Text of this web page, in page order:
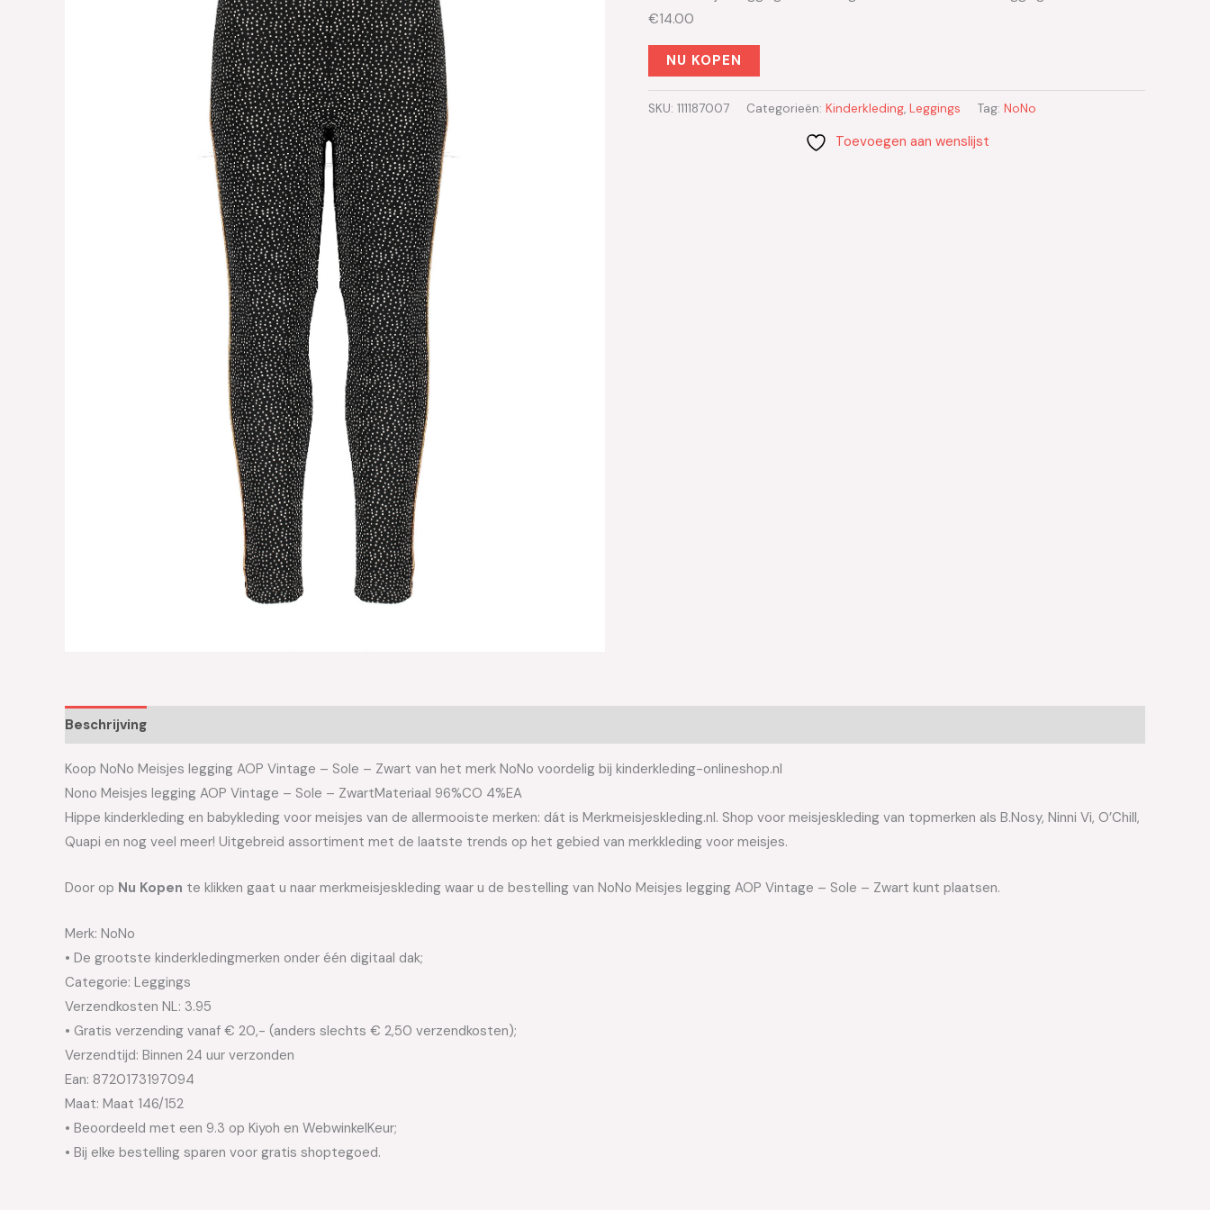
€14.00
NU KOPEN
SKU: 111187007 Categorieën: Kinderkleding, Leggings Tag: NoNo
Toevoegen aan wenslijst
Beschrijving
Koop NoNo Meisjes legging AOP Vintage – Sole – Zwart van het merk NoNo voordelig bij kinderkleding-onlineshop.nl
Nono Meisjes legging AOP Vintage – Sole – ZwartMateriaal 96%CO 4%EA
Hippe kinderkleding en babykleding voor meisjes van de allermooiste merken: dát is Merkmeisjeskleding.nl. Shop voor meisjeskleding van topmerken als B.Nosy, Ninni Vi, O’Chill,
Quapi en nog veel meer! Uitgebreid assortiment met de laatste trends op het gebied van merkkleding voor meisjes.
Door op Nu Kopen te klikken gaat u naar merkmeisjeskleding waar u de bestelling van NoNo Meisjes legging AOP Vintage – Sole – Zwart kunt plaatsen.
Merk: NoNo
• De grootste kinderkledingmerken onder één digitaal dak;
Categorie: Leggings
Verzendkosten NL: 3.95
• Gratis verzending vanaf € 20,- (anders slechts € 2,50 verzendkosten);
Verzendtijd: Binnen 24 uur verzonden
Ean: 8720173197094
Maat: Maat 146/152
• Beoordeeld met een 9.3 op Kiyoh en WebwinkelKeur;
• Bij elke bestelling sparen voor gratis shoptegoed.